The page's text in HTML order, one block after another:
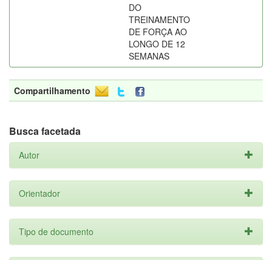
DO
TREINAMENTO
DE FORÇA AO
LONGO DE 12
SEMANAS
Compartilhamento
Busca facetada
Autor
Orientador
Tipo de documento